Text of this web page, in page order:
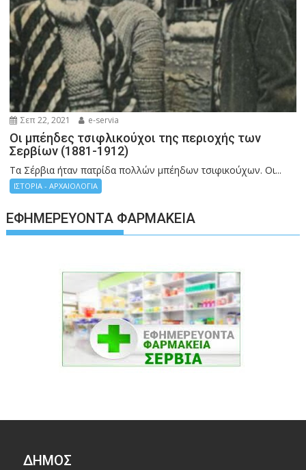
Σεπ 22, 2021 e-servia
Οι μπέηδες τσιφλικούχοι της περιοχής των
Σερβίων (1881-1912)
Τα Σέρβια ήταν πατρίδα πολλών μπέηδων τσιφικούχων. Οι...
ΙΣΤΟΡΙΑ - ΑΡΧΑΙΟΛΟΓΙΑ
ΕΦΗΜΕΡΕΎΟΝΤΑ ΦΑΡΜΑΚΕΊΑ
ΔΉΜΟΣ